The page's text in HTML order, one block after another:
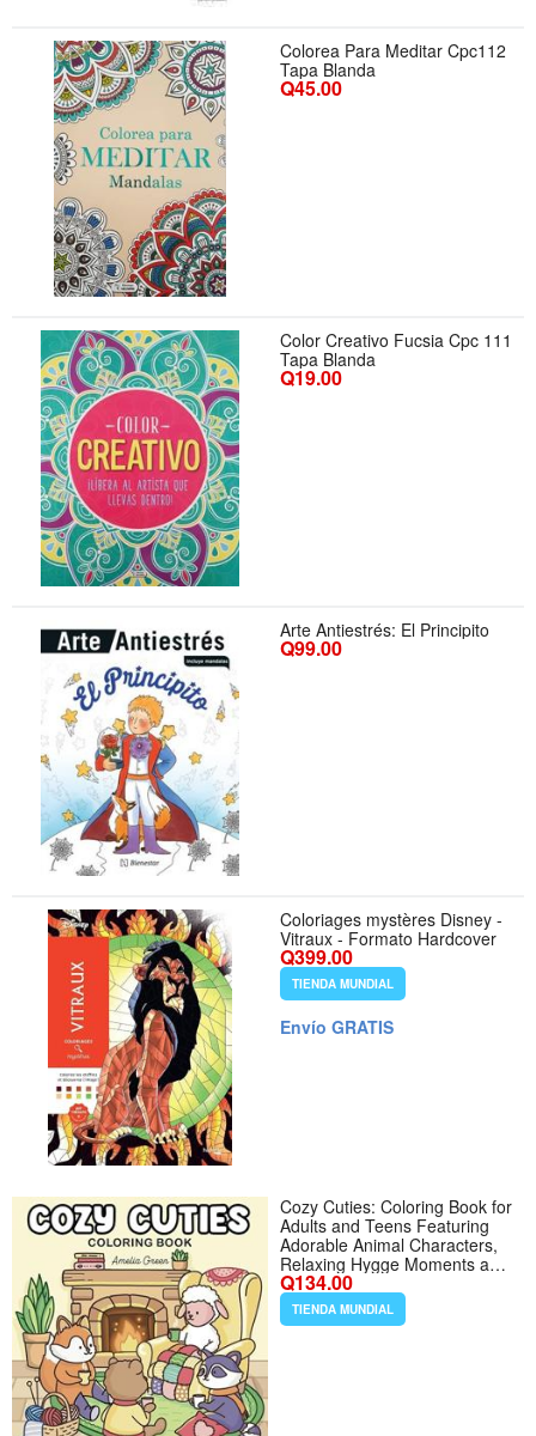
Colorea Para Meditar Cpc112
Tapa Blanda
Q45.00
Color Creativo Fucsia Cpc 111
Tapa Blanda
Q19.00
Arte Antiestrés: El Principito
Q99.00
Coloriages mystères Disney -
Vitraux - Formato Hardcover
Q399.00
TIENDA MUNDIAL
Envío GRATIS
Cozy Cuties: Coloring Book for
Adults and Teens Featuring
Adorable Animal Characters,
Relaxing Hygge Moments and
Comfy Scenes - Formato
Paperback
Q134.00
TIENDA MUNDIAL